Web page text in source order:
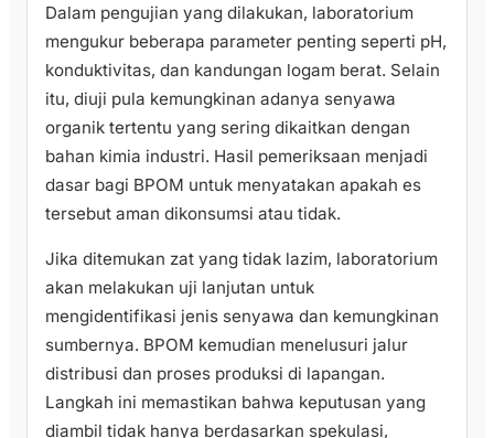
Dalam pengujian yang dilakukan, laboratorium
mengukur beberapa parameter penting seperti pH,
konduktivitas, dan kandungan logam berat. Selain
itu, diuji pula kemungkinan adanya senyawa
organik tertentu yang sering dikaitkan dengan
bahan kimia industri. Hasil pemeriksaan menjadi
dasar bagi BPOM untuk menyatakan apakah es
tersebut aman dikonsumsi atau tidak.
Jika ditemukan zat yang tidak lazim, laboratorium
akan melakukan uji lanjutan untuk
mengidentifikasi jenis senyawa dan kemungkinan
sumbernya. BPOM kemudian menelusuri jalur
distribusi dan proses produksi di lapangan.
Langkah ini memastikan bahwa keputusan yang
diambil tidak hanya berdasarkan spekulasi,